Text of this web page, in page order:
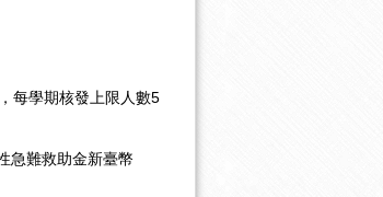
每學期核發上限人數5
急難救助金新臺幣